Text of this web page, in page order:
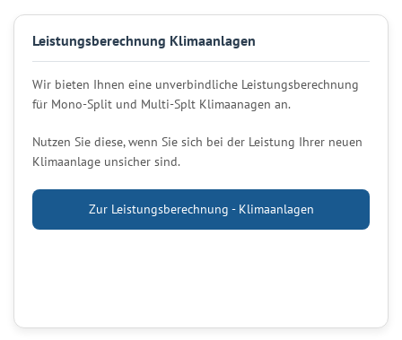
Leistungsberechnung Klimaanlagen
Wir bieten Ihnen eine unverbindliche Leistungsberechnung
für Mono-Split und Multi-Splt Klimaanagen an.
Nutzen Sie diese, wenn Sie sich bei der Leistung Ihrer neuen
Klimaanlage unsicher sind.
Zur Leistungsberechnung - Klimaanlagen